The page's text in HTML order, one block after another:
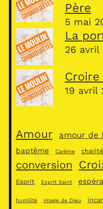
Père
5 mai
La
26 avril
19 avril
Amour amour de
baptême Carême charité
conversion
Esprit Esprit Saint
humilité image de Dieu